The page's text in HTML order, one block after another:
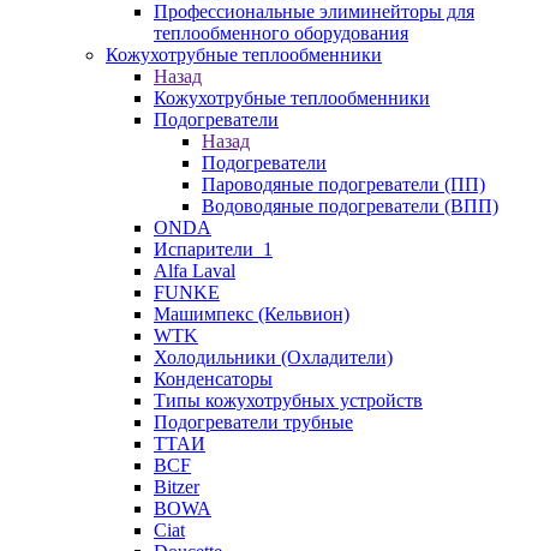
Профессиональные элиминейторы для
теплообменного оборудования
Кожухотрубные теплообменники
Назад
Кожухотрубные теплообменники
Подогреватели
Назад
Подогреватели
Пароводяные подогреватели (ПП)
Водоводяные подогреватели (ВПП)
ONDA
Испарители_1
Alfa Laval
FUNKE
Машимпекс (Кельвион)
WTK
Холодильники (Охладители)
Конденсаторы
Типы кожухотрубных устройств
Подогреватели трубные
ТТАИ
BCF
Bitzer
BOWA
Ciat